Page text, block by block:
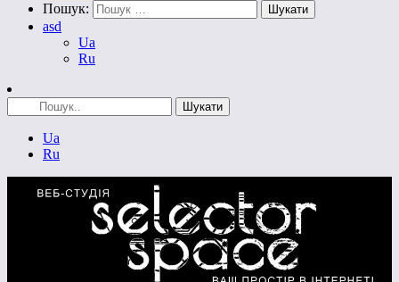
Пошук:
asd
Ua
Ru
Ua
Ru